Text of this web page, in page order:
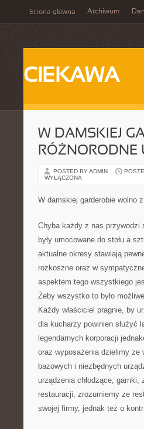
Strona główna Archiwum
CIEKAWA
W DAMSKIEJ
RÓŻNORODNE
POSTED BY ADMIN
WYŁĄCZONA
W damskiej garderobie wolno
Chyba każdy z nas przywodzi
były umocowane do stołu a
aktualne okresy stawiają
rozkoszne oraz w
aspektem tego wszystkiego
Żeby wszystko to było
Każdy właściciel pragnie, by
dla kucharzy powinien służyć
legendarnych korporacji
oraz wyposażenia dzielimy ze
bazowych i niezbędnych
urządzenia chłodzące,
restauracji, zrozumiemy ze
swojej firmy, jednak też o